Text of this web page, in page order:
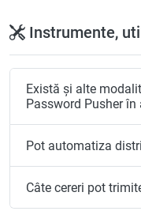
Instrumente,
Există și alte
Password Pusher
Pot automatiza
Câte cereri pot